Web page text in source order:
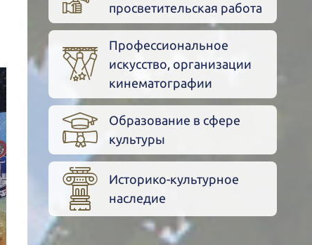
просветительская работа
Профессиональное
искусство, организации
кинематографии
Образование в сфере
культуры
Историко-культурное
наследие